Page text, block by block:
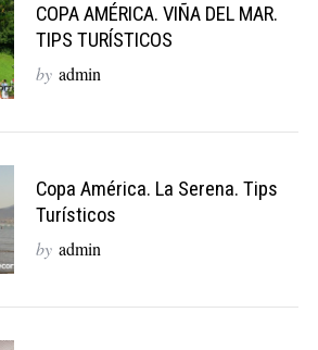
COPA AMÉRICA. VIÑA DEL MAR.
TIPS TURÍSTICOS
by admin
Copa América. La Serena. Tips
Turísticos
by admin